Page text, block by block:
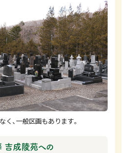
、一般区画もあります。
吉成陵苑への